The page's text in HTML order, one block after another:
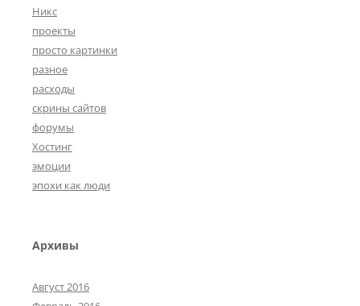
Никс
проекты
просто картинки
разное
расходы
скрины сайтов
форумы
Хостинг
эмоции
эпохи как люди
Архивы
Август 2016